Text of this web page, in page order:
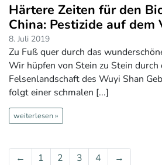
Härtere Zeiten für den
China: Pestizide auf dem
8. Juli 2019
Zu Fuß quer durch das
Wir hüpfen von Stein zu Stein durch
Felsenlandschaft des Wuyi Shan
folgt einer schmalen [...]
weiterlesen »
← 1 2 3 4 →